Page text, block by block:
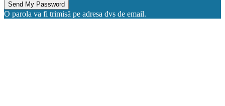
O parola va fi trimisă pe adresa dvs de email.